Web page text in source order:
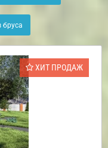
бруса
ХИТ ПРОДАЖ